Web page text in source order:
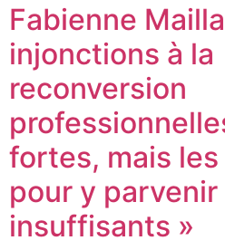
Fabienne
injonctions à la
reconversion
fortes, mais les
pour y
insuffisants »